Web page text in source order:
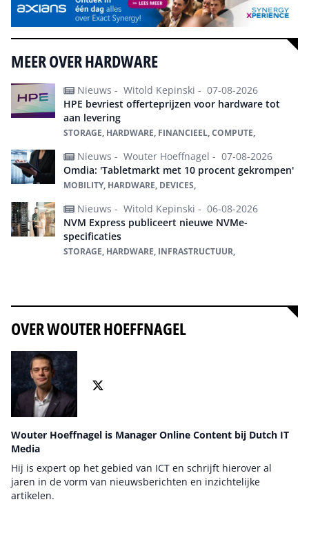
MEER OVER HARDWARE
Nieuws - Witold Kepinski - 07-08-2026
HPE bevriest offerteprijzen voor hardware tot
aan levering
STORAGE, HARDWARE, FINANCIEEL, COMPUTE,
Nieuws - Wouter Hoeffnagel - 07-08-2026
Omdia: 'Tabletmarkt met 10 procent gekrompen'
MOBILITY, HARDWARE, DEVICES,
Nieuws - Witold Kepinski - 06-08-2026
NVM Express publiceert nieuwe NVMe-
specificaties
STORAGE, HARDWARE, INFRASTRUCTUUR,
OVER WOUTER HOEFFNAGEL
Wouter Hoeffnagel is Manager Online Content bij Dutch IT
Media
Hij is expert op het gebied van ICT en schrijft hierover al
jaren in de vorm van nieuwsberichten en inzichtelijke
artikelen.